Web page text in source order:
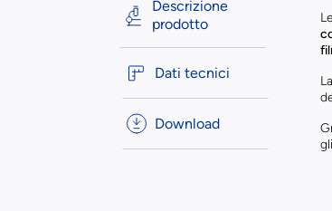
Descrizione
prodotto
Dati tecnici
Download